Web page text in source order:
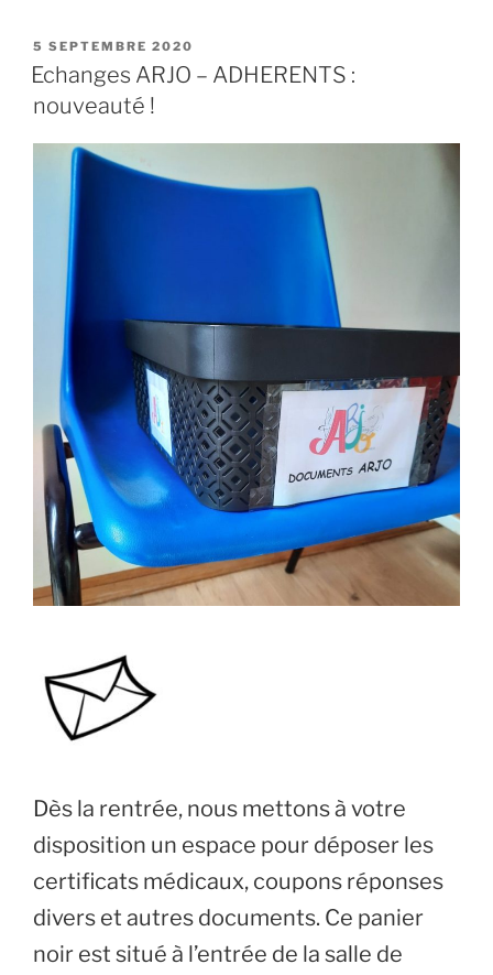
PUBLIÉ
LE
5 SEPTEMBRE 2020
Echanges ARJO – ADHERENTS :
nouveauté !
Dès la rentrée, nous mettons à votre
disposition un espace pour déposer les
certificats médicaux, coupons réponses
divers et autres documents. Ce panier
noir est situé à l’entrée de la salle de